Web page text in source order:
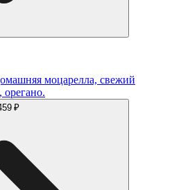
моцарелла, свежий
орегано.
₽